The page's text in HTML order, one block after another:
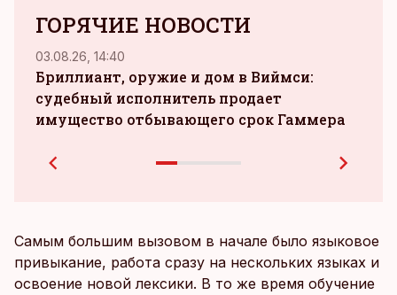
ГОРЯЧИЕ НОВОСТИ
03.08.26, 14:40
Бриллиант, оружие и дом в Виймси:
судебный исполнитель продает
имущество отбывающего срок Гаммера
Самым большим вызовом в начале было языковое
привыкание, работа сразу на нескольких языках и
освоение новой лексики. В то же время обучение